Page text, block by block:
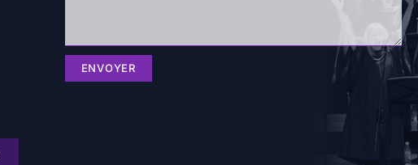
ENVOYER